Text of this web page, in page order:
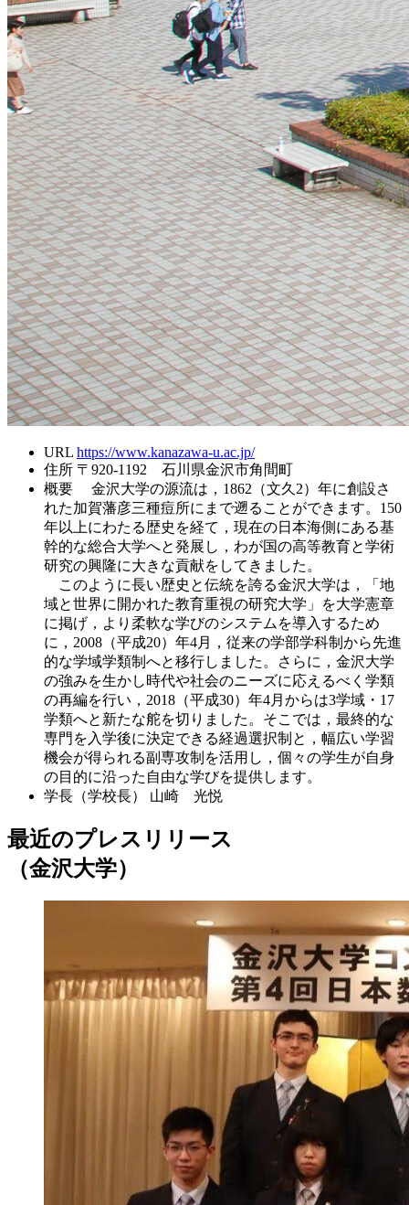
URL https://www.kanazawa-u.ac.jp/
住所 〒920-1192 石川県金沢市角間町
概要
金沢大学の源流は，1862（文久2）年に創設さ
れた加賀藩彦三種痘所にまで遡ることができます。150
年以上にわたる歴史を経て，現在の日本海側にある基
幹的な総合大学へと発展し，わが国の高等教育と学術
研究の興隆に大きな貢献をしてきました。
このように長い歴史と伝統を誇る金沢大学は，「地
域と世界に開かれた教育重視の研究大学」を大学憲章
に掲げ，より柔軟な学びのシステムを導入するため
に，2008（平成20）年4月，従来の学部学科制から先進
的な学域学類制へと移行しました。さらに，金沢大学
の強みを生かし時代や社会のニーズに応えるべく学類
の再編を行い，2018（平成30）年4月からは3学域・17
学類へと新たな舵を切りました。そこでは，最終的な
専門を入学後に決定できる経過選択制と，幅広い学習
機会が得られる副専攻制を活用し，個々の学生が自身
の目的に沿った自由な学びを提供します。
学長（学校長）
山崎 光悦
最近のプレスリリース
（金沢大学）